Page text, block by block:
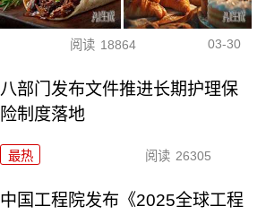
阅读 18864 03-30
八部门发布文件推进长期护理保
险制度落地
最热 阅读 26305
中国工程院发布《2025全球工程